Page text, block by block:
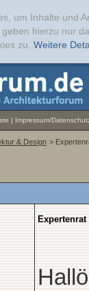
um Inhalte und
hierzu nur
zu. Weitere
| Impressum/
& Design >